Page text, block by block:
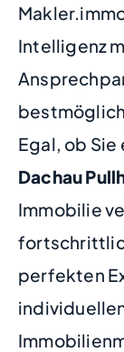
Intelligenz
Egal, ob
Dachau
Immobilie
perfekten